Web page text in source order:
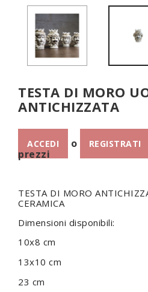
TESTA DI MORO
ANTICHIZZATA
ACCEDI o REGISTRATI
prezzi
TESTA DI MORO
CERAMICA
Dimensioni disponibili:
10x8 cm
13x10 cm
23 cm